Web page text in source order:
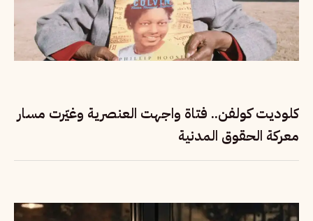
كلوديت كولفن.. فتاة واجهت العنصرية وغيّرت مسار
معركة الحقوق المدنية